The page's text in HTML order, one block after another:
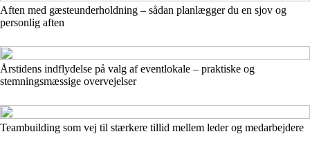
Aften med gæsteunderholdning – sådan planlægger du en sjov og
personlig aften
Årstidens indflydelse på valg af eventlokale – praktiske og
stemningsmæssige overvejelser
Teambuilding som vej til stærkere tillid mellem leder og medarbejdere